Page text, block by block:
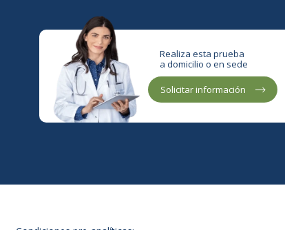
Realiza esta prueba
a domicilio o en sede
Solicitar información